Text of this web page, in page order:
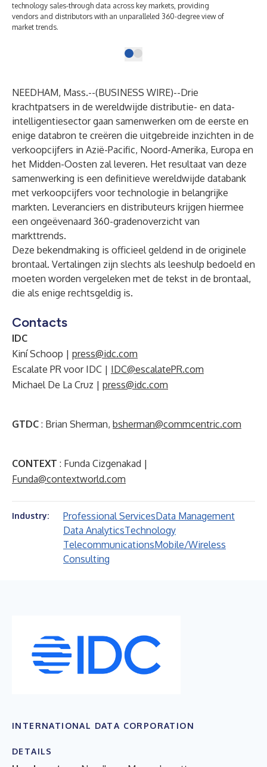
technology sales-through data across key markets, providing
vendors and distributors with an unparalleled 360-degree view of
market trends.
NEEDHAM, Mass.--(BUSINESS WIRE)--Drie
krachtpatsers in de wereldwijde distributie- en data-
intelligentiesector gaan samenwerken om de eerste en
enige databron te creëren die uitgebreide inzichten in de
verkoopcijfers in Azië-Pacific, Noord-Amerika, Europa en
het Midden-Oosten zal leveren. Het resultaat van deze
samenwerking is een definitieve wereldwijde databank
met verkoopcijfers voor technologie in belangrijke
markten. Leveranciers en distributeurs krijgen hiermee
een ongeëvenaard 360-gradenoverzicht van
markttrends.
Deze bekendmaking is officieel geldend in de originele
brontaal. Vertalingen zijn slechts als leeshulp bedoeld en
moeten worden vergeleken met de tekst in de brontaal,
die als enige rechtsgeldig is.
Contacts
IDC
Kiní Schoop | press@idc.com
Escalate PR voor IDC | IDC@escalatePR.com
Michael De La Cruz | press@idc.com
GTDC : Brian Sherman, bsherman@commcentric.com
CONTEXT : Funda Cizgenakad |
Funda@contextworld.com
Industry: Professional ServicesData Management
Data AnalyticsTechnology
TelecommunicationsMobile/Wireless
Consulting
INTERNATIONAL DATA CORPORATION
DETAILS